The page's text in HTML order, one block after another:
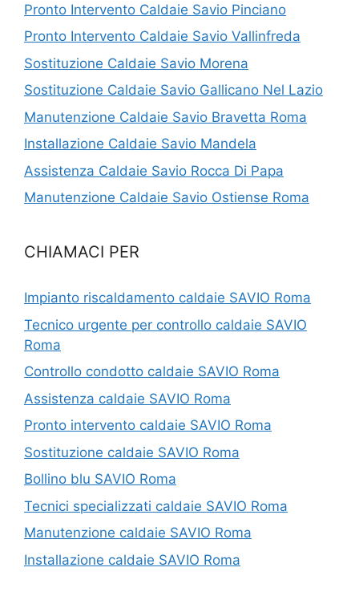
Pronto Intervento Caldaie Savio Pinciano
Pronto Intervento Caldaie Savio Vallinfreda
Sostituzione Caldaie Savio Morena
Sostituzione Caldaie Savio Gallicano Nel Lazio
Manutenzione Caldaie Savio Bravetta Roma
Installazione Caldaie Savio Mandela
Assistenza Caldaie Savio Rocca Di Papa
Manutenzione Caldaie Savio Ostiense Roma
CHIAMACI PER
Impianto riscaldamento caldaie SAVIO Roma
Tecnico urgente per controllo caldaie SAVIO
Roma
Controllo condotto caldaie SAVIO Roma
Assistenza caldaie SAVIO Roma
Pronto intervento caldaie SAVIO Roma
Sostituzione caldaie SAVIO Roma
Bollino blu SAVIO Roma
Tecnici specializzati caldaie SAVIO Roma
Manutenzione caldaie SAVIO Roma
Installazione caldaie SAVIO Roma